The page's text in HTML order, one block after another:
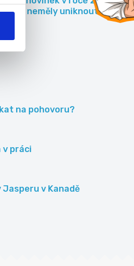
vám neměly uniknout
na pohovoru?
práci
Jasperu v Kanadě